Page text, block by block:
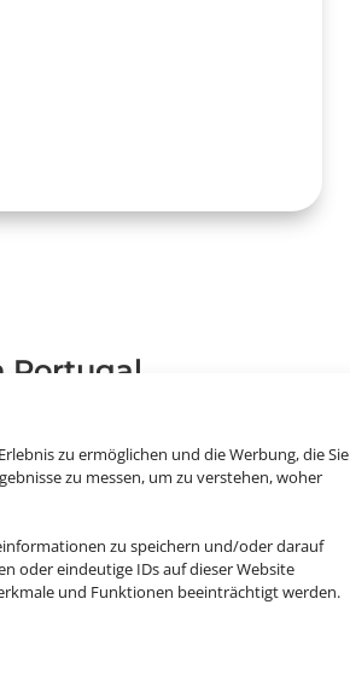
zu ermöglichen und die Werbung, die Sie
zu messen, um zu verstehen, woher
zu speichern und/oder darauf
oder eindeutige IDs auf dieser Website
und Funktionen beeinträchtigt werden.
Portugal